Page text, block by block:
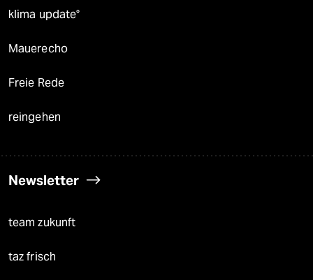
klima update°
Mauerecho
Freie Rede
reingehen
Newsletter
team zukunft
taz frisch